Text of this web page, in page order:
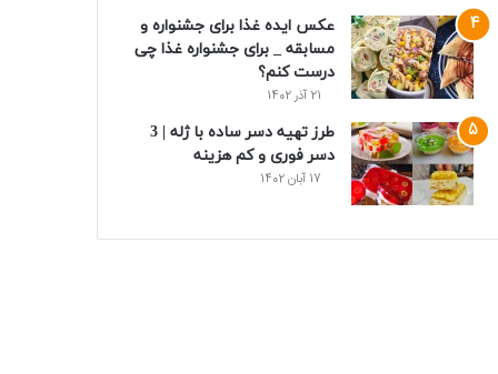
عکس ایده غذا برای جشنواره و
مسابقه _ برای جشنواره غذا چی
درست کنم؟
21 آذر 1402
طرز تهیه دسر ساده با ژله | 3
دسر فوری و کم هزینه
17 آبان 1402